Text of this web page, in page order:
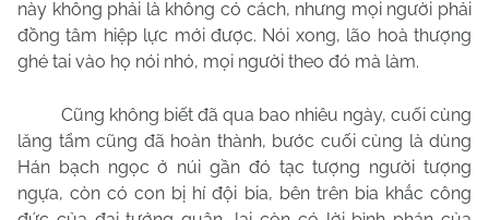
này không phải là không có cách, nhưng mọi người phải
đồng tâm hiệp lực mới được. Nói xong, lão hoà thượng
ghé tai vào họ nói nhỏ, mọi người theo đó mà làm.
Cũng không biết đã qua bao nhiêu ngày, cuối cùng
lăng tẩm cũng đã hoàn thành, bước cuối cùng là dùng
Hán bạch ngọc ở núi gần đó tạc tượng người tượng
ngựa, còn có con bị hí đội bia, bên trên bia khắc công